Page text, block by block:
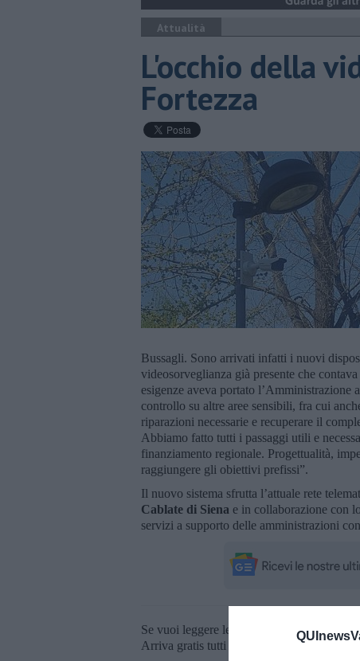
Attualità
L'occhio della
Fortezza
Bussagli. Sono arrivati infatti i nuovi
videosorveglianza già presente che
esigenze aveva portato l’Amministrazione
controllo su altre aree sensibili, fra cui
riparazioni necessarie e recuperare il
Abbiamo fatto tutti i passaggi utili e
finanziamento regionale. Progettualità,
raggiungere gli obiettivi prefissi”.
Il nuovo sistema sfrutta l’attuale rete
Cablate di Siena e in collaborazione con
servizi a supporto delle amministrazioni
Se vuoi leggere le notizie principali della
Arriva gratis tutti i giorni alle 20:00